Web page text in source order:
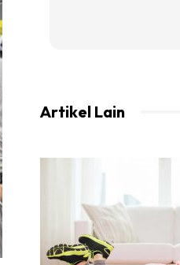
Artikel Lain